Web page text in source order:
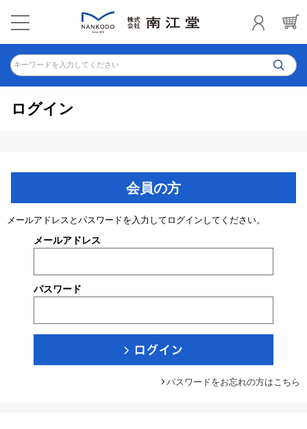
キーワードを入力してください
ログイン
会員の方
メールアドレスとパスワードを入力してログインしてください。
メールアドレス
パスワード
パスワードをお忘れの方はこちら